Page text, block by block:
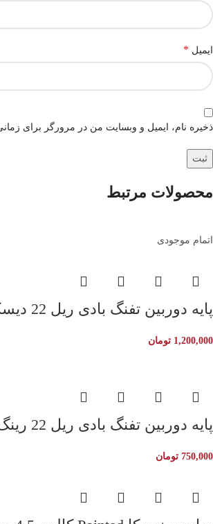
ایمیل *
ذخیره نام، ایمیل و وبسایت من در مرورگر برای
محصولات مرتبط
اتمام موجودی
پایه دوربین تفنگ بادی ریل 22 دیسکاوری
1,200,000 تومان
پایه دوربین تفنگ بادی ریل 22 رینگ 25
750,000 تومان